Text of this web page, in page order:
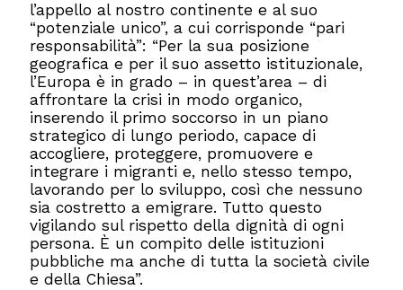
l’appello al nostro continente e al suo
“potenziale unico”, a cui corrisponde “pari
responsabilità”: “Per la sua posizione
geografica e per il suo assetto istituzionale,
l’Europa è in grado – in quest’area – di
affrontare la crisi in modo organico,
inserendo il primo soccorso in un piano
strategico di lungo periodo, capace di
accogliere, proteggere, promuovere e
integrare i migranti e, nello stesso tempo,
lavorando per lo sviluppo, così che nessuno
sia costretto a emigrare. Tutto questo
vigilando sul rispetto della dignità di ogni
persona. È un compito delle istituzioni
pubbliche ma anche di tutta la società civile
e della Chiesa”.